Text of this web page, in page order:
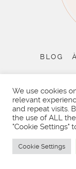
BLOG
We use cookies
relevant
and repeat visits.
the use of ALL
"Cookie Settings"
Cookie Settings